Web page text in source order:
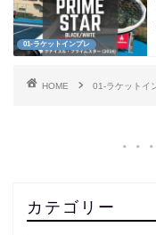
01-ラケットインプレ
HOME 01-ラケットイ
カテゴリー